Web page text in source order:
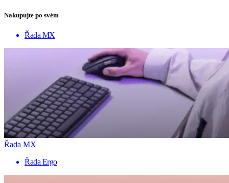
Nakupujte po svém
Řada MX
Řada MX
Řada Ergo